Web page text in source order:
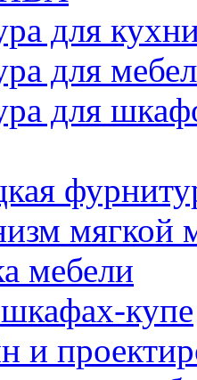
для
для
для
мягкой
мебели
купе
и